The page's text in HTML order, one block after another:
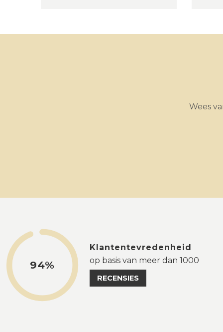
Wees
94%
Klantentevredenheid
op basis van meer dan 1000
RECENSIES